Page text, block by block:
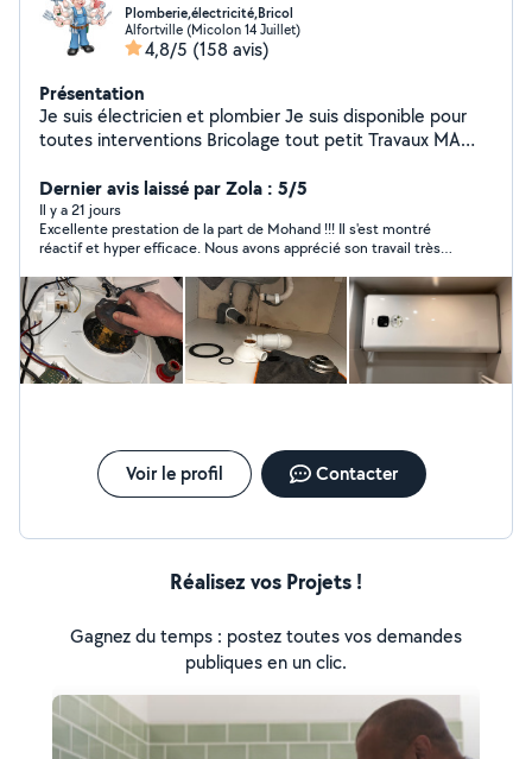
Plomberie,électricité,Bricol
Alfortville (Micolon 14 Juillet)
4,8/5 (158 avis)
Présentation
Je suis électricien et plombier Je suis disponible pour
toutes interventions Bricolage tout petit Travaux MA
8h jusqu'à 15h * LUNDI 8h jusqu'à 20h * MARDI 8h
jusqu'à 20h * MERCREDI 8h jusqu'à 20h * JEUDI 8h
jusqu'à 20h * VENDREDI 8h jusqu'à 20h
Dernier avis laissé par Zola : 5/5
Il y a 21 jours
Excellente prestation de la part de Mohand !!! Il s'est montré
réactif et hyper efficace. Nous avons apprécié son travail très
et nous ferons évidemment appel à lui pour de futures
missions. Merci encore Mohand et à très bientôt ;-)
Voir le profil Contacter
Réalisez vos Projets !
Gagnez du temps : postez toutes vos demandes
publiques en un clic.